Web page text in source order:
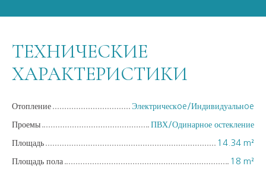
ТЕХНИЧЕСКИЕ
ХАРАКТЕРИСТИКИ
Отопление Электрическoe/Индивидуальнoe
Проемы ПВХ/Одинарное остекление
Площадь 14.34 m²
Площадь пола 18 m²